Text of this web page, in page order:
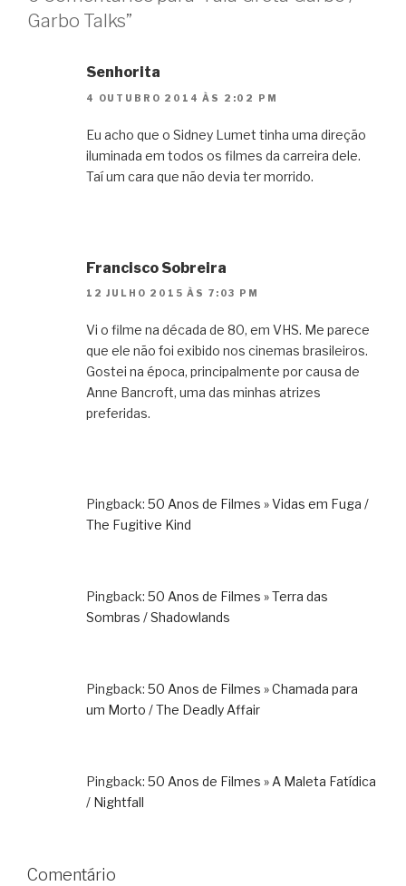
Garbo Talks”
Senhorita
4 OUTUBRO 2014 ÀS 2:02 PM
Eu acho que o Sidney Lumet tinha uma direção
iluminada em todos os filmes da carreira dele.
Taí um cara que não devia ter morrido.
Francisco Sobreira
12 JULHO 2015 ÀS 7:03 PM
Vi o filme na década de 80, em VHS. Me parece
que ele não foi exibido nos cinemas brasileiros.
Gostei na época, principalmente por causa de
Anne Bancroft, uma das minhas atrizes
preferidas.
Pingback: 50 Anos de Filmes » Vidas em Fuga /
The Fugitive Kind
Pingback: 50 Anos de Filmes » Terra das
Sombras / Shadowlands
Pingback: 50 Anos de Filmes » Chamada para
um Morto / The Deadly Affair
Pingback: 50 Anos de Filmes » A Maleta Fatídica
/ Nightfall
Comentário